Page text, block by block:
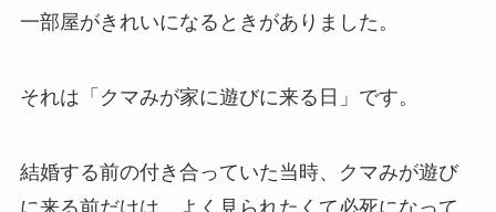
一部屋がきれいになるときがありました。
それは「クマみが家に遊びに来る日」です。
結婚する前の付き合っていた当時、クマみが遊び